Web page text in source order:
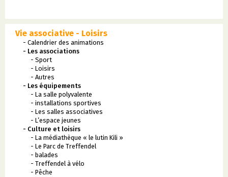
Vie associative - Loisirs
- Calendrier des animations
- Les associations
- Sport
- Loisirs
- Autres
- Les équipements
- La salle polyvalente
- installations sportives
- Les salles associatives
- L’espace jeunes
- Culture et loisirs
- La médiathèque « le lutin Kili »
- Le Parc de Treffendel
- balades
- Treffendel à vélo
- Pêche